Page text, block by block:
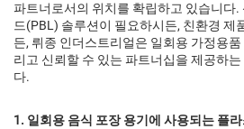
파트너로서의 위치를 확립하고 있습니다.
드(PBL) 솔루션이 필요하시든, 친환경 제
든, 뤼종 인더스트리얼은 일회용 가정용
리고 신뢰할 수 있는 파트너십을 제공하
다.
1. 일회용 음식 포장 용기에 사용되는 플